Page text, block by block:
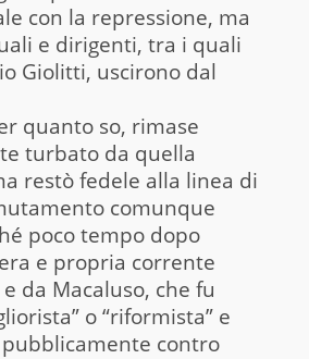
con la repressione, ma
e dirigenti, tra i quali
Giolitti, uscirono dal
quanto so, rimase
turbato da quella
restò fedele alla linea di
comunque
poco tempo dopo
e propria corrente
da Macaluso, che fu
o “riformista” e
contro